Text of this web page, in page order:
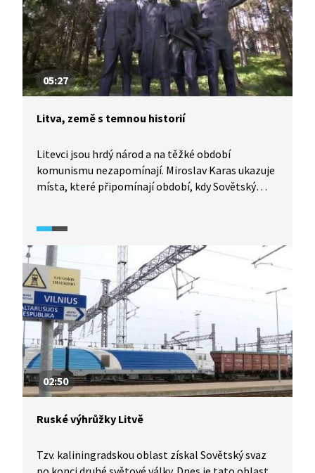
05:27
Litva, země s temnou historií
Litevci jsou hrdý národ a na těžké období
komunismu nezapomínají. Miroslav Karas ukazuje
místa, které připomínají období, kdy Sovětský
02:50
Ruské výhrůžky Litvě
Tzv. kaliningradskou oblast získal Sovětský svaz